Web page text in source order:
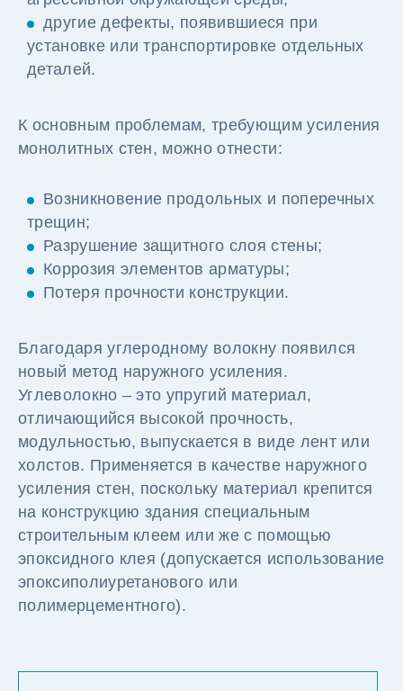
другие дефекты, появившиеся при
установке или транспортировке отдельных
деталей.
К основным проблемам, требующим усиления
монолитных стен, можно отнести:
Возникновение продольных и поперечных
трещин;
Разрушение защитного слоя стены;
Коррозия элементов арматуры;
Потеря прочности конструкции.
Благодаря углеродному волокну появился
новый метод наружного усиления.
Углеволокно – это упругий материал,
отличающийся высокой прочность,
модульностью, выпускается в виде лент или
холстов. Применяется в качестве наружного
усиления стен, поскольку материал крепится
на конструкцию здания специальным
строительным клеем или же с помощью
эпоксидного клея (допускается использование
эпоксиполиуретанового или
полимерцементного).